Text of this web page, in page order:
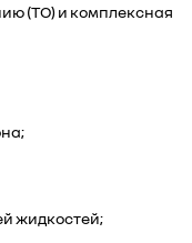
(ТО) и комплексная
жидкостей;